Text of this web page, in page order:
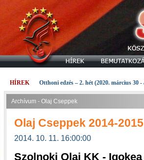
HÍREK Otthoni edzés – 2. hét (2020. március 30
Archívum - Olaj Cseppek
Olaj Cseppek 2014-
2014. 10. 11. 16:00:00
Szolnoki Olaj KK -